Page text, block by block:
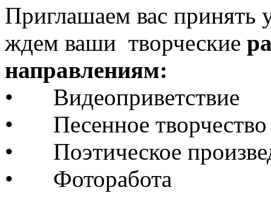
Приглашаем вас
ждем ваши творческие
направлениям:
•
Видеоприветствие
•
Песенное
•
Поэтическое
•
Фоторабота